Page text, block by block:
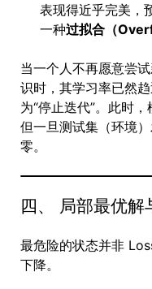
表现得近乎完美，
一种过拟合（
当一个人不再愿意尝
识时，其学习率已然
为“停止迭代”。此时
但一旦测试集（环境
零。
四、 局部最优解
最危险的状态并非
下降。